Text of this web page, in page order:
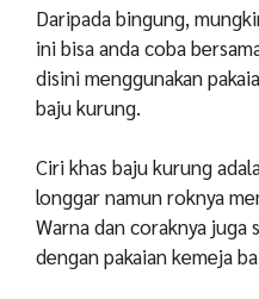
Daripada bingung,
ini bisa anda coba
disini menggunakan
baju kurung.
Ciri khas baju kurung
longgar namun roknya
Warna dan coraknya juga
dengan pakaian kemeja